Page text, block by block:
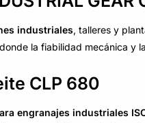
industriales, talleres y
la fiabilidad mecánica y
CLP 680
engranajes industriales